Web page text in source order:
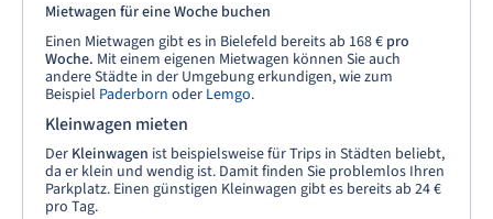
Mietwagen für eine Woche buchen
Einen Mietwagen gibt es in Bielefeld bereits ab 168 € pro
Woche. Mit einem eigenen Mietwagen können Sie auch
andere Städte in der Umgebung erkundigen, wie zum
Beispiel Paderborn oder Lemgo.
Kleinwagen mieten
Der Kleinwagen ist beispielsweise für Trips in Städten beliebt,
da er klein und wendig ist. Damit finden Sie problemlos Ihren
Parkplatz. Einen günstigen Kleinwagen gibt es bereits ab 24 €
pro Tag.